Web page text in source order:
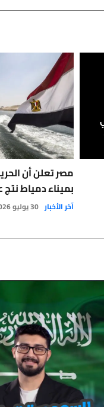
مصر تعلن أن
بميناء دمياط
آخر الأخبار 30 يوليو 2026